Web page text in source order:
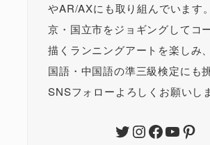
やAR/AXにも取り組んでいます
京・国立市をジョギングしてコ
描くランニングアートを楽しみ
国語・中国語の準三級検定にも挑
SNSフォローよろしくお願いし
Twitter InstagramFacebook YouTube Pinterest